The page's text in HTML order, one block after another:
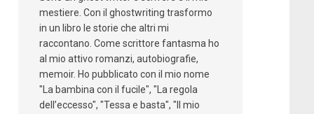
mestiere. Con il ghostwriting trasformo
in un libro le storie che altri mi
raccontano. Come scrittore fantasma ho
al mio attivo romanzi, autobiografie,
memoir. Ho pubblicato con il mio nome
"La bambina con il fucile", "La regola
dell’eccesso", "Tessa e basta", "Il mio